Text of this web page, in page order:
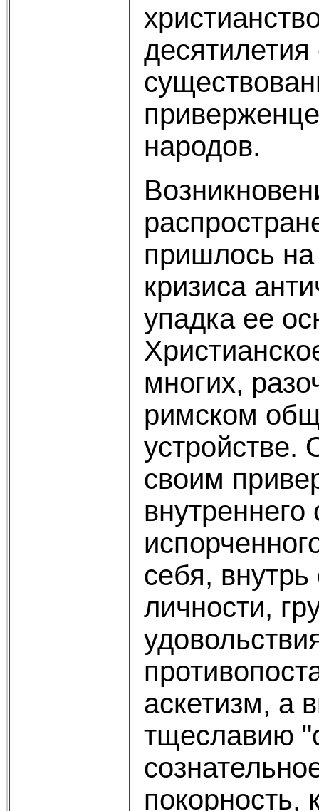
десятилетия
народов.
пришлось на
кризиса
упадка ее
многих,
римском
устройстве.
своим
внутреннего
себя,
личности,
аскетизм, а
тщеславию
покорность,